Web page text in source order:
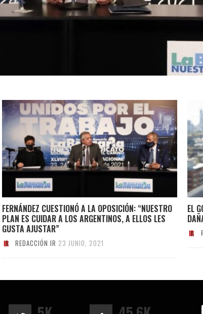
FERNÁNDEZ CUESTIONÓ A LA OPOSICIÓN: “NUESTRO
PLAN ES CUIDAR A LOS ARGENTINOS, A ELLOS LES
GUSTA AJUSTAR”
REDACCIÓN IR 23 JUNIO, 2021
EL